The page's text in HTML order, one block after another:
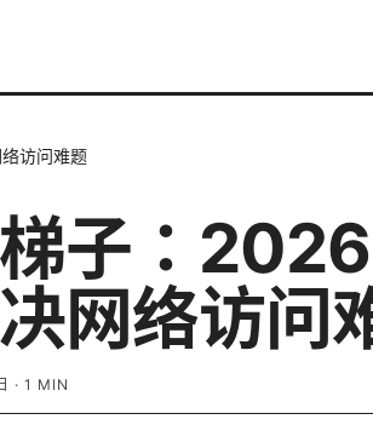
访问难题
子：
网络访问
· 1 MIN